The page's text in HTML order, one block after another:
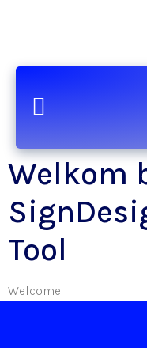
Welkom
Tool
Welcome